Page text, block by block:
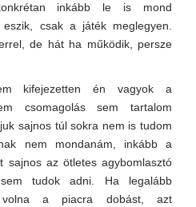
inkább le is mond
csak a játék meglegyen.
de hát ha működik, persze
kifejezetten én vagyok a
csomagolás sem tartalom
sajnos túl sokra nem is tudom
nem mondanám, inkább a
sajnos az ötletes agybomlasztó
tudok adni. Ha legalább
volna a piacra dobást, azt